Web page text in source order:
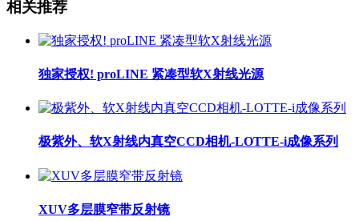
相关推荐
独家授权! proLINE 紧凑型软X射线光源
极紫外、软X射线内真空CCD相机-LOTTE-i成像系列
XUV多层膜窄带反射镜